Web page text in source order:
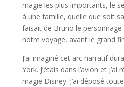
magie les plus importants, le
à une famille, quelle que soit
faisait de Bruno le personnage
notre voyage, avant le grand
J’ai imaginé cet arc narratif
York. J’étais dans l’avion et j’ai
magie Disney. J’ai déposé